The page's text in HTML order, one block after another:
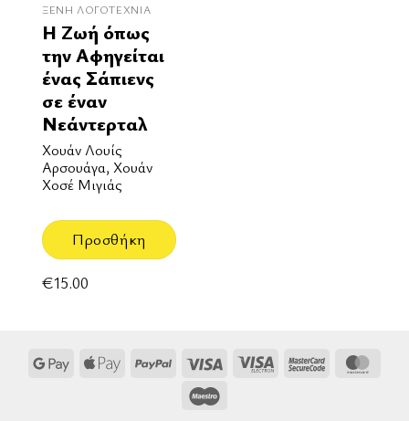
ΞΈΝΗ ΛΟΓΟΤΕΧΝΊΑ
Η Ζωή όπως
την Αφηγείται
ένας Σάπιενς
σε έναν
Νεάντερταλ
Χουάν Λουίς
Αρσουάγα, Χουάν
Χοσέ Μιγιάς
Προσθήκη
€15.00
Google Apple
PayPal Visa
Visa
MasterCard